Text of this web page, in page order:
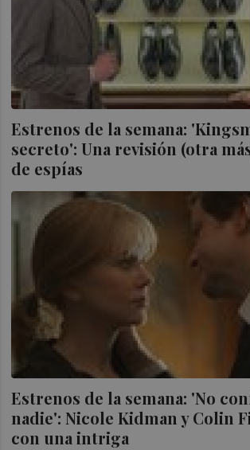
Estrenos de la semana:
secreto': Una revisión (otra
de espías
Estrenos de la semana: 'No
nadie': Nicole Kidman y Colin
con una intriga